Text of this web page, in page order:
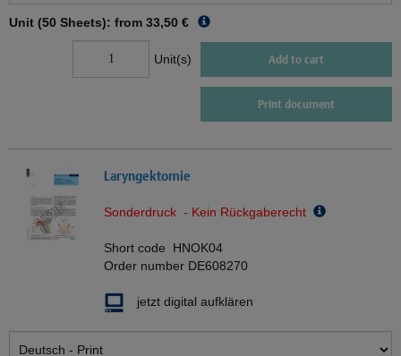
Unit (50 Sheets): from 33,50 €
Unit(s) Add to cart
Print document
Laryngektomie
Sonderdruck - Kein Rückgaberecht
Short code HNOK04
Order number DE608270
jetzt digital aufklären